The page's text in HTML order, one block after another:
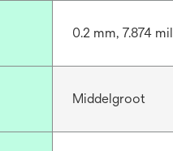
0.2 mm, 7.874 mil
Middelgroot